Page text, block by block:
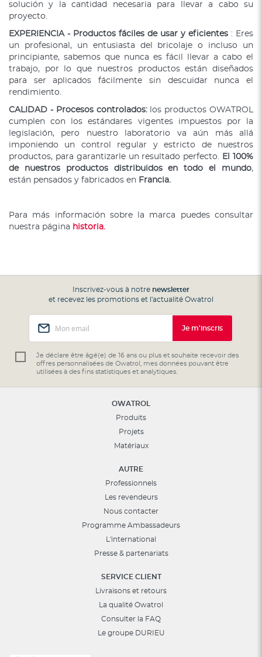
solución y la cantidad necesaria para llevar a cabo su
proyecto.
EXPERIENCIA - Productos fáciles de usar y eficientes : Eres
un profesional, un entusiasta del bricolaje o incluso un
principiante, sabemos que nunca es fácil llevar a cabo el
trabajo, por lo que nuestros productos están diseñados
para ser aplicados fácilmente sin descuidar nunca el
rendimiento.
CALIDAD - Procesos controlados: los productos OWATROL
cumplen con los estándares vigentes impuestos por la
legislación, pero nuestro laboratorio va aún más allá
imponiendo un control regular y estricto de nuestros
productos, para garantizarle un resultado perfecto.
El 100%
de nuestros productos distribuidos en todo el mundo,
están pensados y fabricados en Francia.
Para más información sobre la marca puedes consultar
nuestra página historia.
Inscrivez-vous à notre newsletter
et recevez les promotions et l'actualité Owatrol
notre
lettre
d’information
Je m'inscris
Je déclare être âgé(e) de 16 ans ou plus et souhaite recevoir des
offres personnalisées de Owatrol, mes données pouvant être
utilisées à des fins statistiques et analytiques.
OWATROL
Produits
Projets
Matériaux
AUTRE
Professionnels
Les revendeurs
Nous contacter
Programme Ambassadeurs
L'international
Presse & partenariats
SERVICE CLIENT
Livraisons et retours
La qualité Owatrol
Consulter la FAQ
Le groupe DURIEU